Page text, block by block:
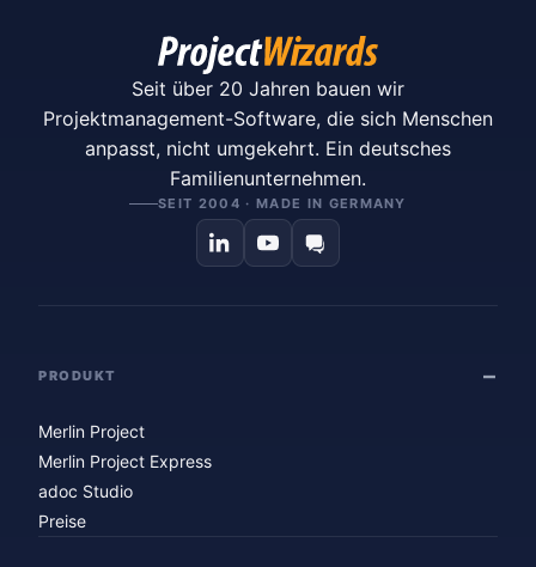
Seit über 20 Jahren bauen wir
Projektmanagement-Software, die sich Menschen
anpasst, nicht umgekehrt. Ein deutsches
Familienunternehmen.
SEIT 2004 · MADE IN GERMANY
PRODUKT
Merlin Project
Merlin Project Express
adoc Studio
Preise